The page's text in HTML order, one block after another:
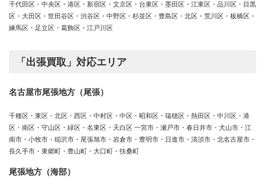
千代田区・中央区・港区・新宿区・文京区・台東区・墨田区・江東区・品川区・目黒
区・大田区・世田谷区・渋谷区・中野区・杉並区・豊島区・北区・荒川区・板橋区・
練馬区・足立区・葛飾区・江戸川区
「出張買取」対応エリア
名古屋市尾張地方（尾張）
千種区・東区・北区・西区・中村区・中区・昭和区・瑞穂区・熱田区・中川区・港
区・南区・守山区・緑区・名東区・天白区 一宮市・瀬戸市・春日井市・犬山市・江
南市・小牧市・稲沢市・尾張旭市・岩倉市・豊明市・日進市・清須市・北名古屋市・
長久手市・東郷町・豊山町・大口町・扶桑町
尾張地方（海部）